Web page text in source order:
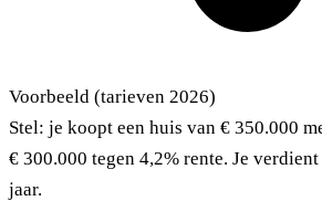
Voorbeeld (tarieven 2026)
Stel: je koopt een huis van € 350.000
€ 300.000 tegen 4,2% rente. Je
jaar.